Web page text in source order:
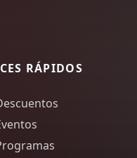
RÁPIDOS